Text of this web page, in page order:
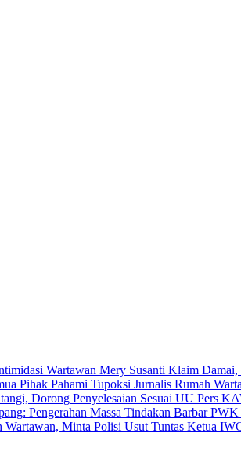
Mery Susanti Klaim
Rumah
PWK
Ketua